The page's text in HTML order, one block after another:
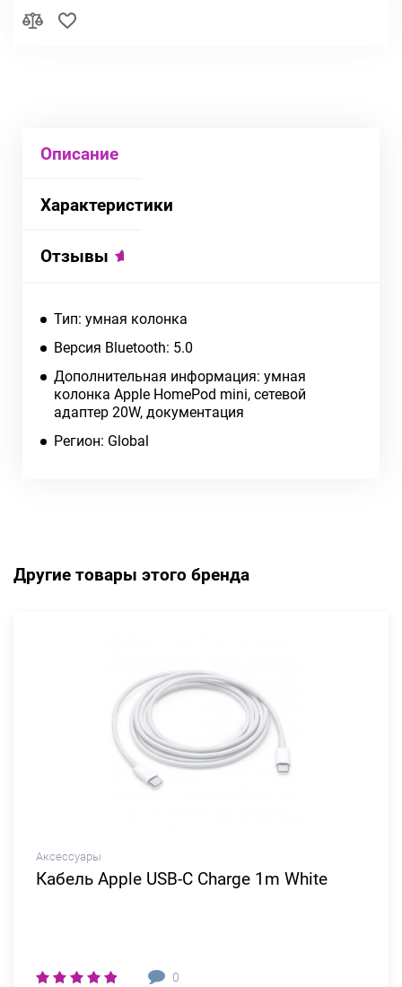
Описание
Характеристики
Отзывы
Тип: умная колонка
Версия Bluetooth: 5.0
Дополнительная информация: умная
колонка Apple HomePod mini, сетевой
адаптер 20W, документация
Регион: Global
Другие товары этого бренда
Аксессуары
Кабель Apple USB-C Charge 1m White
0